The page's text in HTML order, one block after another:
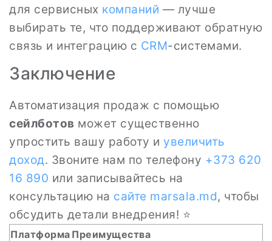
для сервисных компаний — лучше
выбирать те, что поддерживают обратную
связь и интеграцию с CRM-системами.
Заключение
Автоматизация продаж с помощью
сейлботов может существенно
упростить вашу работу и увеличить
доход. Звоните нам по телефону +373 620
16 890 или записывайтесь на
консультацию на сайте marsala.md, чтобы
обсудить детали внедрения! ⭐
Платформа Преимущества